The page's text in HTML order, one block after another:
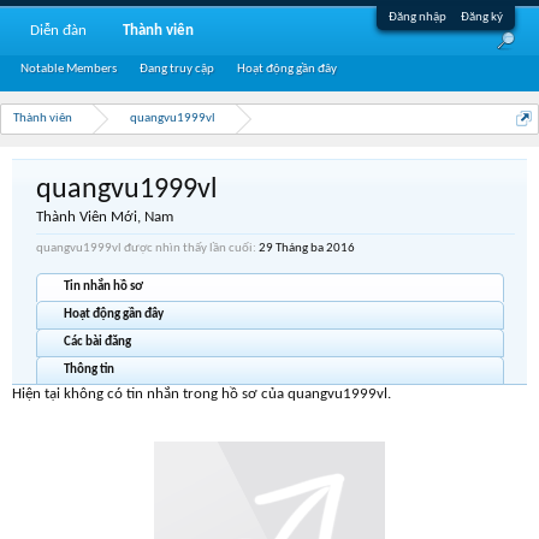
Đăng nhập Đăng ký
Thành viên quangvu1999vl
quangvu1999vl
Thành Viên Mới, Nam
quangvu1999vl được nhìn thấy lần cuối: 29 Tháng ba 2016
Tin nhắn hồ sơ
Hoạt động gần đây
Các bài đăng
Thông tin
Hiện tại không có tin nhắn trong hồ sơ của quangvu1999vl.
Diễn đàn Thành viên
Notable Members Đang truy cập Hoạt động gần đây